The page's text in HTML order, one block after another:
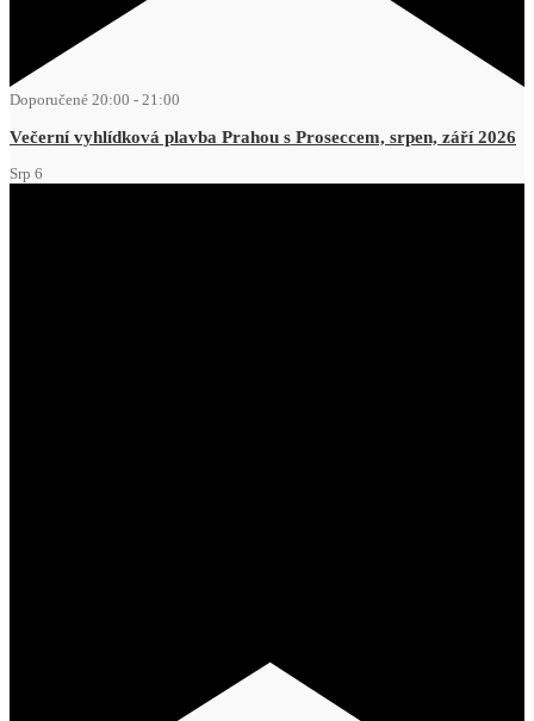
Doporučené 20:00 - 21:00
Večerní vyhlídková plavba Prahou s Proseccem, srpen, září 2026
Srp 6